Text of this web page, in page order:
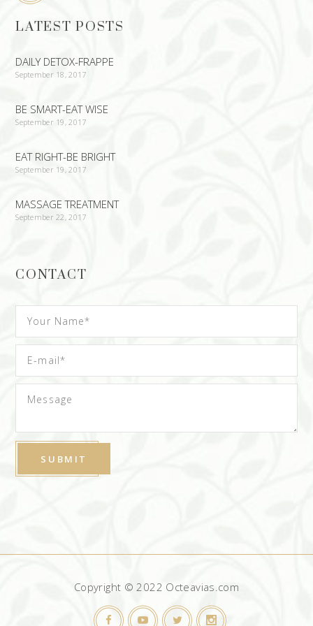
LATEST POSTS
DAILY DETOX-FRAPPE
September 18, 2017
BE SMART-EAT WISE
September 19, 2017
EAT RIGHT-BE BRIGHT
September 19, 2017
MASSAGE TREATMENT
September 22, 2017
CONTACT
Copyright © 2022 Octeavias.com